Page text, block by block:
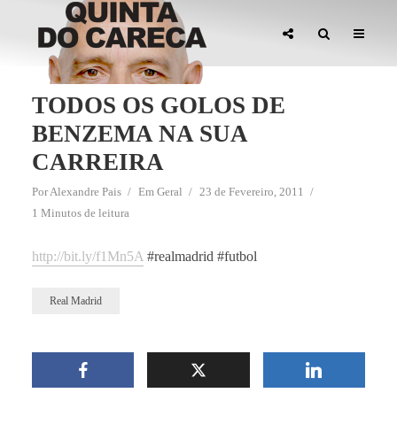
TODOS OS GOLOS DE
BENZEMA NA SUA
CARREIRA
PorAlexandre Pais Em Geral
23 de Fevereiro, 2011
1 Minutos de leitura
http://bit.ly/f1Mn5A #realmadrid #futbol
Real Madrid